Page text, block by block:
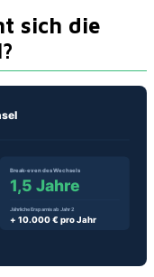
sich die